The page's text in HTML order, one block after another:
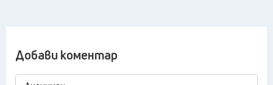
Добави коментар